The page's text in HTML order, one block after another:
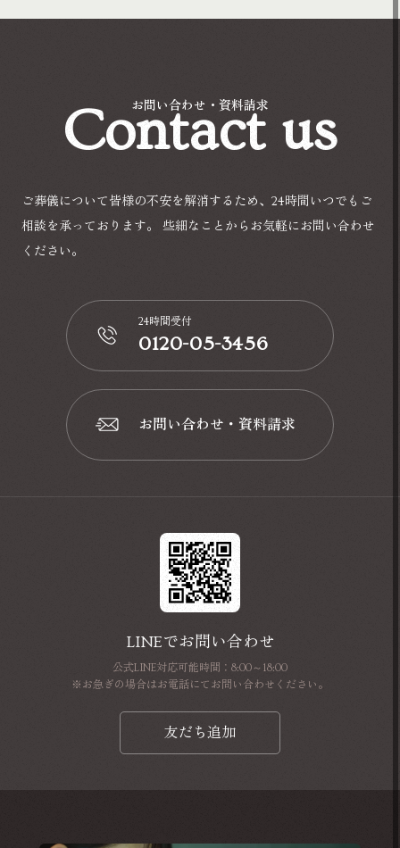
お問い合わせ・資料請求
Contact us
ご葬儀について皆様の不安を解消するため、24時間いつでもご
相談を承っております。
些細なことからお気軽にお問い合わせ
ください。
📞
24時間受付
0120-05-3456
📩
お問い合わせ・資料請求
LINEでお問い合わせ
公式LINE対応可能時間：8:00～18:00
※お急ぎの場合はお電話にてお問い合わせください。
友だち追加